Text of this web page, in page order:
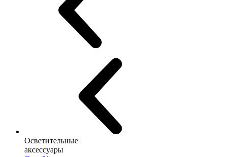
Осветительные
аксессуары